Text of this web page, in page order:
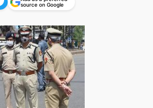
source on Google